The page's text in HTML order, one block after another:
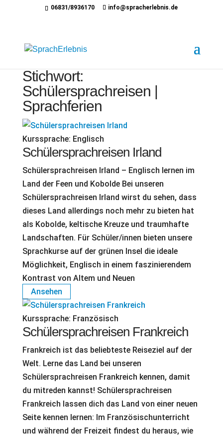
06831/8936170 info@spracherlebnis.de
Stichwort:
Schülersprachreisen |
Sprachferien
Kurssprache: Englisch
Schülersprachreisen Irland
Schülersprachreisen Irland – Englisch lernen im
Land der Feen und Kobolde Bei unseren
Schülersprachreisen Irland wirst du sehen, dass
dieses Land allerdings noch mehr zu bieten hat
als Kobolde, keltische Kreuze und traumhafte
Landschaften. Für Schüler/innen bieten unsere
Sprachkurse auf der grünen Insel die ideale
Möglichkeit, Englisch in einem faszinierendem
Kontrast von Altem und Neuen
Ansehen
Kurssprache: Französisch
Schülersprachreisen Frankreich
Frankreich ist das beliebteste Reiseziel auf der
Welt. Lerne das Land bei unseren
Schülersprachreisen Frankreich kennen, damit
du mitreden kannst! Schülersprachreisen
Frankreich lassen dich das Land von einer neuen
Seite kennen lernen: Im Französischunterricht
und während der Freizeit findest du heraus, wie